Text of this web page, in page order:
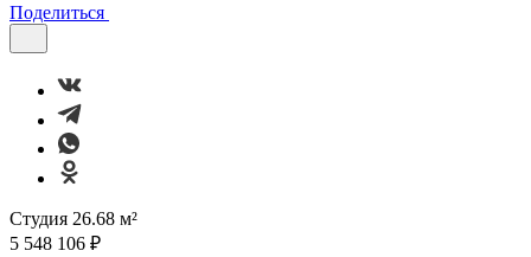
Поделиться
Студия 26.68 м²
5 548 106 ₽